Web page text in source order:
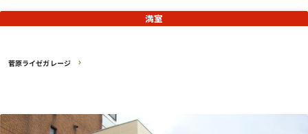
菅原ライゼガレージ
満室